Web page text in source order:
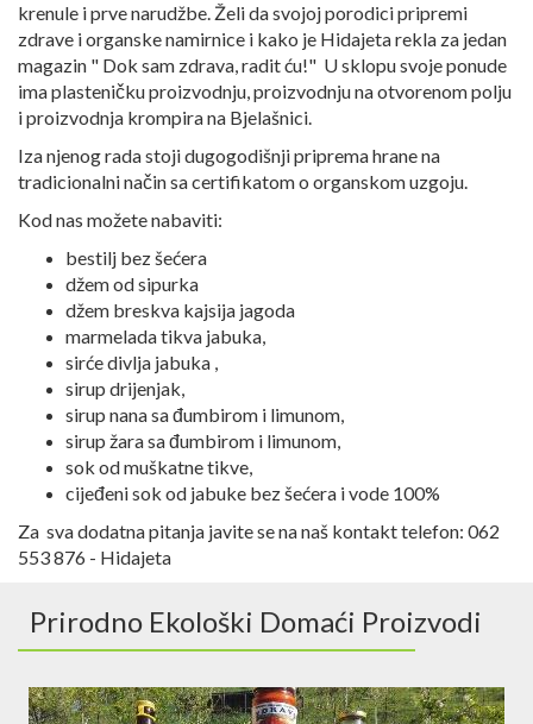
krenule i prve narudžbe. Želi da svojoj porodici pripremi
zdrave i organske namirnice i kako je Hidajeta rekla za jedan
magazin " Dok sam zdrava, radit ću!" U sklopu svoje ponude
ima plasteničku proizvodnju, proizvodnju na otvorenom polju
i proizvodnja krompira na Bjelašnici.
Iza njenog rada stoji dugogodišnji priprema hrane na
tradicionalni način sa certifikatom o organskom uzgoju.
Kod nas možete nabaviti:
bestilj bez šećera
džem od sipurka
džem breskva kajsija jagoda
marmelada tikva jabuka,
sirće divlja jabuka ,
sirup drijenjak,
sirup nana sa đumbirom i limunom,
sirup žara sa đumbirom i limunom,
sok od muškatne tikve,
cijeđeni sok od jabuke bez šećera i vode 100%
Za sva dodatna pitanja javite se na naš kontakt telefon: 062
553 876 - Hidajeta
Prirodno Ekološki Domaći Proizvodi